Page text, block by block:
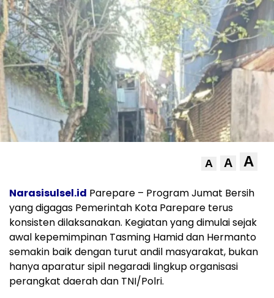
A A A
Narasisulsel.id Parepare – Program Jumat Bersih
yang digagas Pemerintah Kota Parepare terus
konsisten dilaksanakan. Kegiatan yang dimulai sejak
awal kepemimpinan Tasming Hamid dan Hermanto
semakin baik dengan turut andil masyarakat, bukan
hanya aparatur sipil negaradi lingkup organisasi
perangkat daerah dan TNI/Polri.